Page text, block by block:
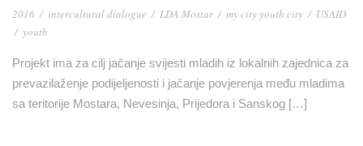
2016 / intercultural dialogue / LDA Mostar / my city youth city / USAID
/ youth
Projekt ima za cilj jačanje svijesti mladih iz lokalnih zajednica za
prevazilaženje podijeljenosti i jačanje povjerenja među mladima
sa teritorije Mostara, Nevesinja, Prijedora i Sanskog […]